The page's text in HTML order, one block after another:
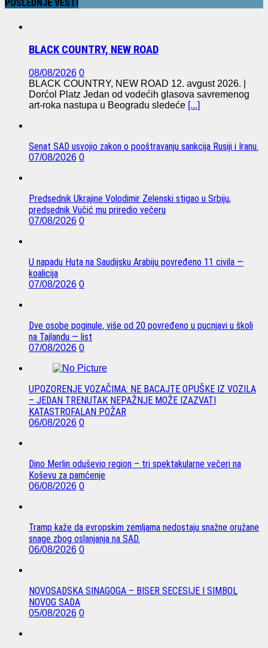
POSLEDNJE VESTI
BLACK COUNTRY, NEW ROAD
08/08/2026 0
BLACK COUNTRY, NEW ROAD 12. avgust 2026. |
Dorćol Platz Jedan od vodećih glasova savremenog
art-roka nastupa u Beogradu sledeće [...]
Senat SAD usvojio zakon o pooštravanju sankcija Rusiji i Iranu.
07/08/2026 0
Predsednik Ukrajine Volodimir Zelenski stigao u Srbiju,
predsednik Vučić mu priredio večeru
07/08/2026 0
U napadu Huta na Saudijsku Arabiju povređeno 11 civila —
koalicija
07/08/2026 0
Dve osobe poginule, više od 20 povređeno u pucnjavi u školi
na Tajlandu — list
07/08/2026 0
UPOZORENJE VOZAČIMA: NE BACAJTE OPUŠKE IZ VOZILA
– JEDAN TRENUTAK NEPAŽNJE MOŽE IZAZVATI
KATASTROFALAN POŽAR
06/08/2026 0
Dino Merlin oduševio region – tri spektakularne večeri na
Koševu za pamćenje
06/08/2026 0
Tramp kaže da evropskim zemljama nedostaju snažne oružane
snage zbog oslanjanja na SAD.
06/08/2026 0
NOVOSADSKA SINAGOGA – BISER SECESIJE I SIMBOL
NOVOG SADA
05/08/2026 0